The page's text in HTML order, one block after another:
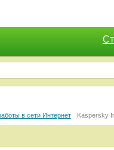
в сети Интернет Kaspersky